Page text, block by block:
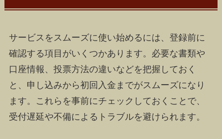
サービスをスムーズに使い始めるには、登録前に
確認する項目がいくつかあります。必要な書類や
口座情報、投票方法の違いなどを把握しておく
と、申し込みから初回入金までがスムーズになり
ます。これらを事前にチェックしておくことで、
受付遅延や不備によるトラブルを避けられます。